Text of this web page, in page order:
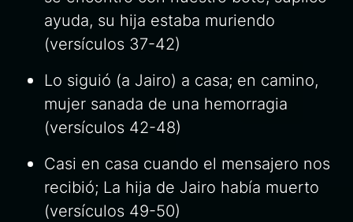
ayuda, su hija estaba muriendo
(versículos 37-42)
Lo siguió (a Jairo) a casa; en camino,
mujer sanada de una hemorragia
(versículos 42-48)
Casi en casa cuando el mensajero nos
recibió; La hija de Jairo había muerto
(versículos 49-50)